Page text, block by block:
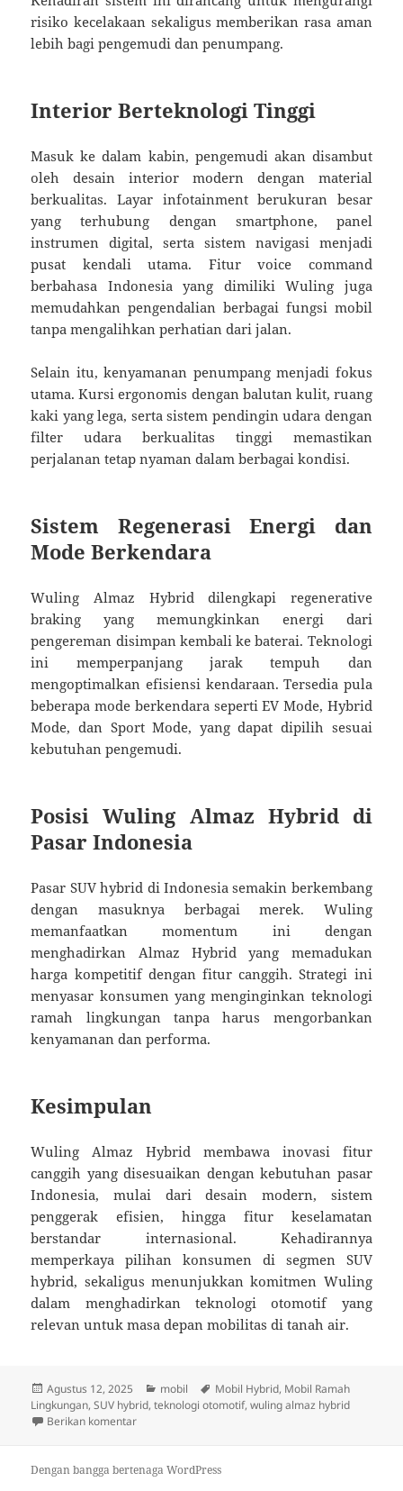
risiko kecelakaan sekaligus memberikan rasa aman
lebih bagi pengemudi dan penumpang.
Interior Berteknologi Tinggi
Masuk ke dalam kabin, pengemudi akan disambut
oleh desain interior modern dengan material
berkualitas. Layar infotainment berukuran besar
yang terhubung dengan smartphone, panel
instrumen digital, serta sistem navigasi menjadi
pusat kendali utama. Fitur voice command
berbahasa Indonesia yang dimiliki Wuling juga
memudahkan pengendalian berbagai fungsi mobil
tanpa mengalihkan perhatian dari jalan.
Selain itu, kenyamanan penumpang menjadi fokus
utama. Kursi ergonomis dengan balutan kulit, ruang
kaki yang lega, serta sistem pendingin udara dengan
filter udara berkualitas tinggi memastikan
perjalanan tetap nyaman dalam berbagai kondisi.
Sistem Regenerasi Energi dan
Mode Berkendara
Wuling Almaz Hybrid dilengkapi regenerative
braking yang memungkinkan energi dari
pengereman disimpan kembali ke baterai. Teknologi
ini memperpanjang jarak tempuh dan
mengoptimalkan efisiensi kendaraan. Tersedia pula
beberapa mode berkendara seperti EV Mode, Hybrid
Mode, dan Sport Mode, yang dapat dipilih sesuai
kebutuhan pengemudi.
Posisi Wuling Almaz Hybrid di
Pasar Indonesia
Pasar SUV hybrid di Indonesia semakin berkembang
dengan masuknya berbagai merek. Wuling
memanfaatkan momentum ini dengan
menghadirkan Almaz Hybrid yang memadukan
harga kompetitif dengan fitur canggih. Strategi ini
menyasar konsumen yang menginginkan teknologi
ramah lingkungan tanpa harus mengorbankan
kenyamanan dan performa.
Kesimpulan
Wuling Almaz Hybrid membawa inovasi fitur
canggih yang disesuaikan dengan kebutuhan pasar
Indonesia, mulai dari desain modern, sistem
penggerak efisien, hingga fitur keselamatan
berstandar internasional. Kehadirannya
memperkaya pilihan konsumen di segmen SUV
hybrid, sekaligus menunjukkan komitmen Wuling
dalam menghadirkan teknologi otomotif yang
relevan untuk masa depan mobilitas di tanah air.
Diposkan
pada
Agustus 12, 2025 Kategori
mobil Tag
Mobil Hybrid, Mobil Ramah
Lingkungan,SUV hybrid,teknologi otomotif,wuling almaz hybrid
Berikan komentaruntuk Inovasi Fitur Canggih Wuling Almaz Hybrid
Dengan bangga bertenaga WordPress